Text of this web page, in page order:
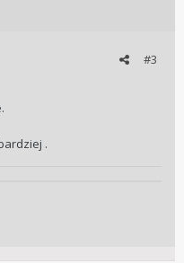
#3
.